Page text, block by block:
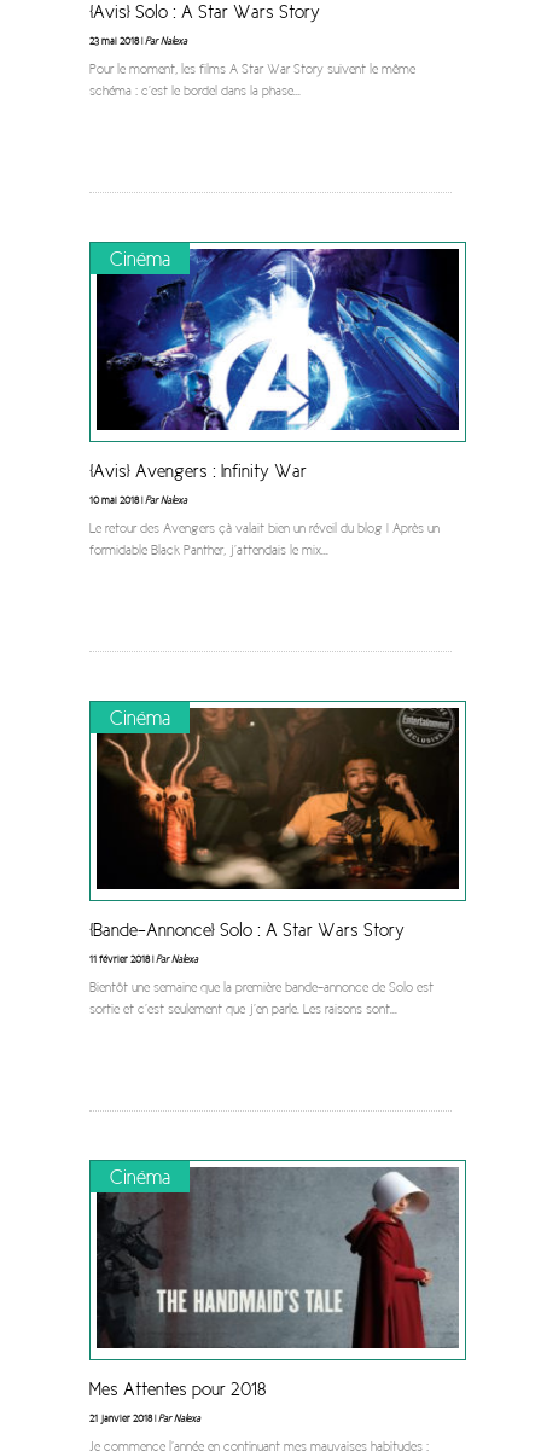
[Avis] Solo : A Star Wars Story
23 mai 2018 |Par Nalexa
Pour le moment, les films A Star War Story suivent le même
schéma : c’est le bordel dans la phase...
Cinéma
[Avis] Avengers : Infinity War
10 mai 2018 |Par Nalexa
Le retour des Avengers çà valait bien un réveil du blog ! Après un
formidable Black Panther, j’attendais le mix...
Cinéma
[Bande-Annonce] Solo : A Star Wars Story
11 février 2018 |Par Nalexa
Bientôt une semaine que la première bande-annonce de Solo est
sortie et c’est seulement que j’en parle. Les raisons sont...
Cinéma
Mes Attentes pour 2018
21 janvier 2018 |Par Nalexa
Je commence l’année en continuant mes mauvaises habitudes :